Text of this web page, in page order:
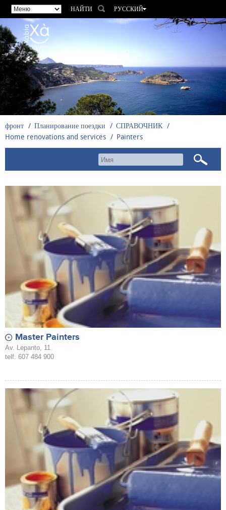
НАЙТИ
РУССКИЙ
ESPAÑOL
FRANÇAIS
DEUTSCH
фронт Планирование поездки
СПРАВОЧНИК
Home renovations and services
Painters
Master Painters
Av. Lepanto, 11
telf. 607 484 900